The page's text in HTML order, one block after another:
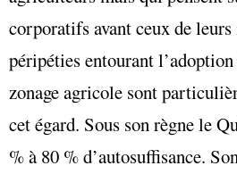
corporatifs avant ceux de
péripéties entourant
zonage agricole sont
cet égard. Sous son règne le
% à 80 % d’autosuffisance.